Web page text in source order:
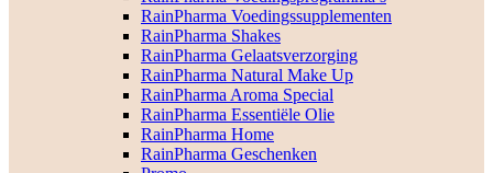
RainPharma Voedingssupplementen
RainPharma Shakes
RainPharma Gelaatsverzorging
RainPharma Natural Make Up
RainPharma Aroma Special
RainPharma Essentiële Olie
RainPharma Home
RainPharma Geschenken